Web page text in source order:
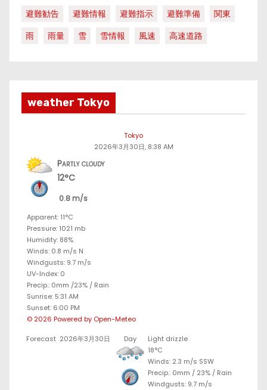
避難勧告
避難情報 避難指示 避難準備
関東
雨
雨量 雪 雪情報 風速 高速道路
weather Tokyo
Tokyo
2026年3月30日, 8:38 AM
Partly cloudy
12°C
0.8 m/s
Apparent: 11°C
Pressure: 1021 mb
Humidity: 88%
Winds: 0.8 m/s N
Windgusts: 9.7 m/s
UV-Index: 0
Precip.: 0mm /23% / Rain
Sunrise: 5:31 AM
Sunset: 6:00 PM
© 2026 Powered by Open-Meteo
Forecast 2026年3月30日 Day
Light drizzle
18°C
Winds: 2.3 m/s SSW
Precip.: 0mm / 23% / Rain
Windgusts: 9.7 m/s